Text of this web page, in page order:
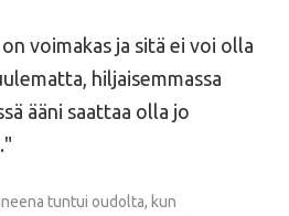
voimakas ja sitä ei voi olla
hiljaisemmassa
ääni saattaa olla jo
tuntui oudolta, kun